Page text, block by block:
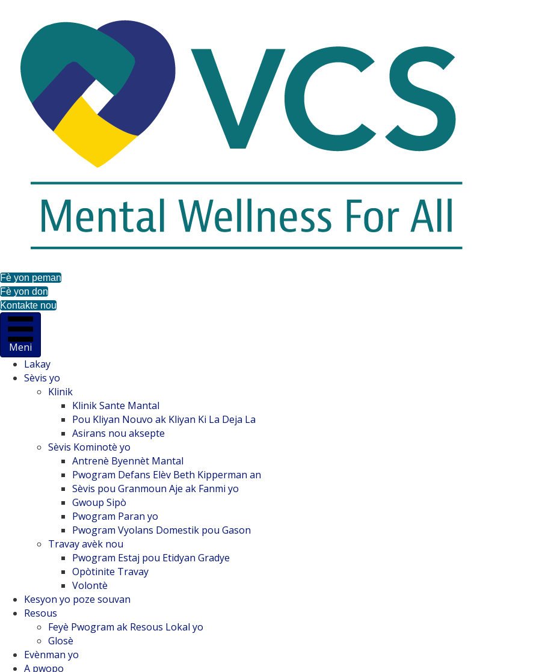
Fè yon peman
Fè yon don
Kontakte nou
Meni
Lakay
Sèvis yo
Klinik
Klinik Sante Mantal
Pou Kliyan Nouvo ak Kliyan Ki La Deja La
Asirans nou aksepte
Sèvis Kominotè yo
Antrenè Byennèt Mantal
Pwogram Defans Elèv Beth Kipperman an
Sèvis pou Granmoun Aje ak Fanmi yo
Gwoup Sipò
Pwogram Paran yo
Pwogram Vyolans Domestik pou Gason
Travay avèk nou
Pwogram Estaj pou Etidyan Gradye
Opòtinite Travay
Volontè
Kesyon yo poze souvan
Resous
Feyè Pwogram ak Resous Lokal yo
Glosè
Evènman yo
A pwopo